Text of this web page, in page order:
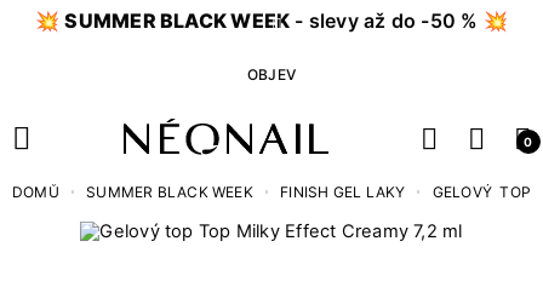
💥SUMMER BLACK WEEK - slevy až do -50 % 💥
OBJEV
0
DOMŮ SUMMER BLACK WEEK FINISH GEL LAKY GELOVÝ TOP